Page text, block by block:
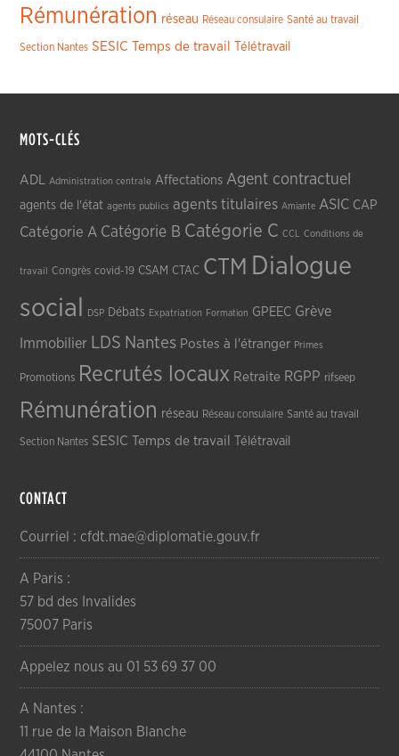
Rémunération réseau Réseau consulaire Santé au travail
Section Nantes SESIC Temps de travail Télétravail
MOTS-CLÉS
ADL Administration centrale Affectations Agent contractuel
agents de l'état agents publics agents titulaires Amiante ASIC CAP
Catégorie A Catégorie B Catégorie C CCL Conditions de
travail Congrès covid-19 CSAM CTAC CTM Dialogue
social
DSP Débats Expatriation Formation GPEEC Grève
Immobilier LDS Nantes Postes à l'étranger Primes
Promotions Recrutés locaux Retraite RGPP rifseep
Rémunération réseau Réseau consulaire Santé au travail
Section Nantes SESIC Temps de travail Télétravail
CONTACT
Courriel : cfdt.mae@diplomatie.gouv.fr
A Paris :
57 bd des Invalides
75007 Paris
Appelez nous au 01 53 69 37 00
A Nantes :
11 rue de la Maison Blanche